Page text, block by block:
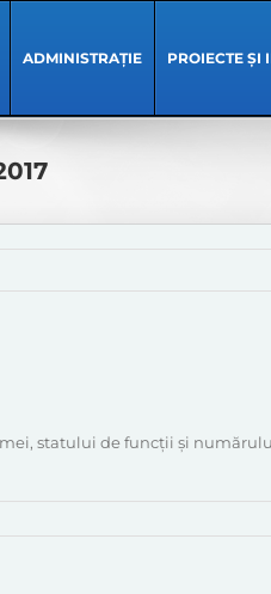
ADMINISTRAȚIE PROIECTE ȘI
statului de funcții și